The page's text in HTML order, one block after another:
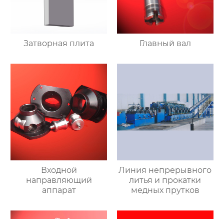
Затворная плита Главный вал
Входной
направляющий
аппарат
Линия непрерывного
литья и прокатки
медных прутков